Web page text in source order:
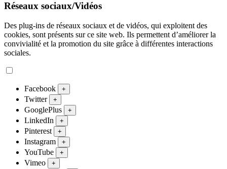
Réseaux sociaux/Vidéos
Des plug-ins de réseaux sociaux et de vidéos, qui exploitent des
cookies, sont présents sur ce site web. Ils permettent d’améliorer la
convivialité et la promotion du site grâce à différentes interactions
sociales.
Facebook +
Twitter +
GooglePlus +
LinkedIn +
Pinterest +
Instagram +
YouTube +
Vimeo +